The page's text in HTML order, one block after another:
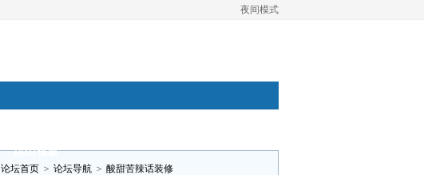
夜间模式
昆山视窗
论坛首页 > 论坛导航 > 酸甜苦辣话装修